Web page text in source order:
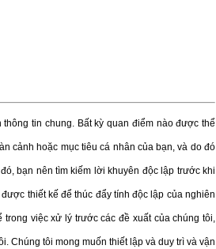
tin chung. Bất kỳ quan điểm nào được thể
cảnh hoặc mục tiêu cá nhân của bạn, và do đó
bạn nên tìm kiếm lời khuyên độc lập trước khi
thiết kế để thúc đẩy tính độc lập của nghiên
việc xử lý trước các đề xuất của chúng tôi,
Chúng tôi mong muốn thiết lập và duy trì và vận